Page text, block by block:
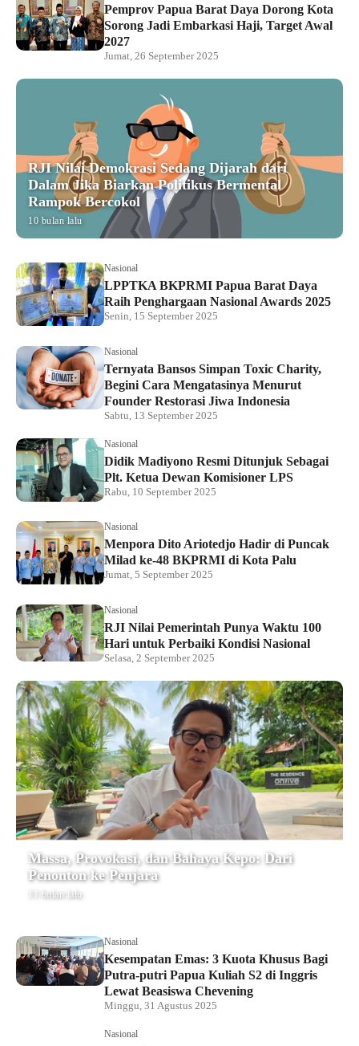
Pemprov Papua Barat Daya Dorong Kota
Sorong Jadi Embarkasi Haji, Target Awal
2027
Jumat, 26 September 2025
RJI Nilai Demokrasi Sedang Dijarah dari
Dalam Jika Biarkan Politikus Bermental
Rampok Bercokol
10 bulan lalu
Nasional
LPPTKA BKPRMI Papua Barat Daya
Raih Penghargaan Nasional Awards 2025
Senin, 15 September 2025
Nasional
Ternyata Bansos Simpan Toxic Charity,
Begini Cara Mengatasinya Menurut
Founder Restorasi Jiwa Indonesia
Sabtu, 13 September 2025
Nasional
Didik Madiyono Resmi Ditunjuk Sebagai
Plt. Ketua Dewan Komisioner LPS
Rabu, 10 September 2025
Nasional
Menpora Dito Ariotedjo Hadir di Puncak
Milad ke-48 BKPRMI di Kota Palu
Jumat, 5 September 2025
Nasional
RJI Nilai Pemerintah Punya Waktu 100
Hari untuk Perbaiki Kondisi Nasional
Selasa, 2 September 2025
Massa, Provokasi, dan Bahaya Kepo: Dari
Penonton ke Penjara
11 bulan lalu
Nasional
Kesempatan Emas: 3 Kuota Khusus Bagi
Putra-putri Papua Kuliah S2 di Inggris
Lewat Beasiswa Chevening
Minggu, 31 Agustus 2025
Nasional